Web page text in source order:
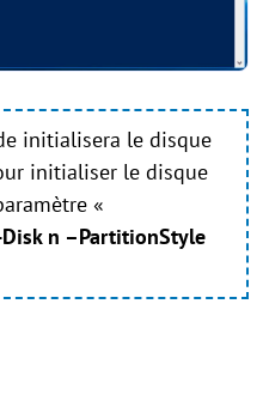
initialisera le disque
initialiser le disque
«
n –PartitionStyle